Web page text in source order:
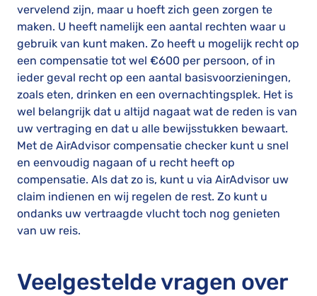
vervelend zijn, maar u hoeft zich geen zorgen te
maken. U heeft namelijk een aantal rechten waar u
gebruik van kunt maken. Zo heeft u mogelijk recht op
een compensatie tot wel €600 per persoon, of in
ieder geval recht op een aantal basisvoorzieningen,
zoals eten, drinken en een overnachtingsplek. Het is
wel belangrijk dat u altijd nagaat wat de reden is van
uw vertraging en dat u alle bewijsstukken bewaart.
Met de AirAdvisor compensatie checker kunt u snel
en eenvoudig nagaan of u recht heeft op
compensatie. Als dat zo is, kunt u via AirAdvisor uw
claim indienen en wij regelen de rest. Zo kunt u
ondanks uw vertraagde vlucht toch nog genieten
van uw reis.
Veelgestelde vragen over